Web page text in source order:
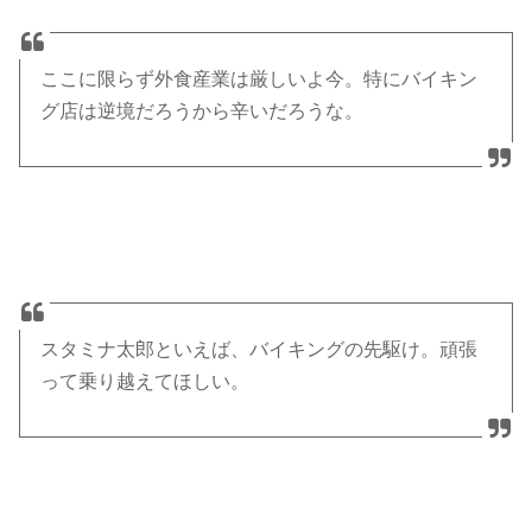
ここに限らず外食産業は厳しいよ今。特にバイキン
グ店は逆境だろうから辛いだろうな。
スタミナ太郎といえば、バイキングの先駆け。頑張
って乗り越えてほしい。